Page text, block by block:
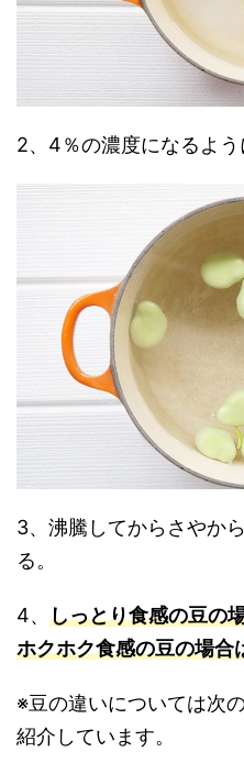
2、4％の濃度になるよう
3、沸騰してからさやか
る。
4、 しっとり食感の豆の
ホクホク食感の豆の場合
※豆の違いについては次
紹介しています。